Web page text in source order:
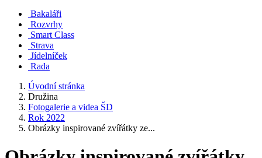
Bakaláři
Rozvrhy
Smart Class
Strava
Jídelníček
Rada
Úvodní stránka
Družina
Fotogalerie a videa ŠD
Rok 2022
Obrázky inspirované zvířátky ze...